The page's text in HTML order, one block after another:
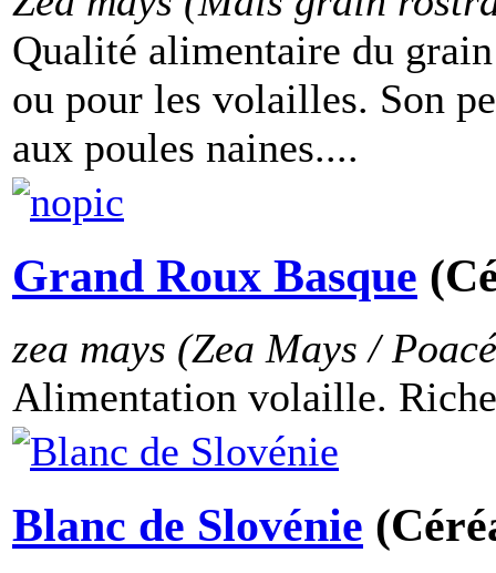
Qualité alimentaire du
ou pour les volailles. Son
aux poules naines....
Grand Roux Basque
zea mays (Zea Mays /
Alimentation volaille.
Blanc de Slovénie